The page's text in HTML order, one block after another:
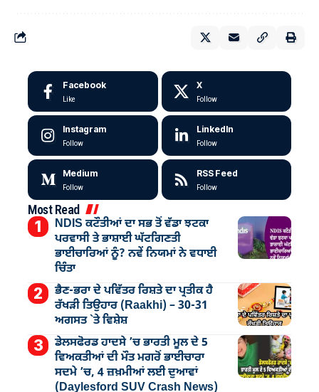
Facebook
Like
X
Follow
Instagram
Follow
LinkedIn
Follow
Medium
Follow
RSS Feed
Follow
Most Read
NDIS ਕਟੌਤੀਆਂ ਦਾ ਸਭ ਤੋਂ ਵੱਡਾ ਝਟਕਾ
ਪਰਵਾਸੀ ਤੇ ਭਾਸ਼ਾਈ ਘੱਟਗਿਣਤੀ
ਭਾਈਚਾਰਿਆਂ ਨੂੰ? ਨਵੇਂ ਨਿਯਮਾਂ ਨੇ ਵਧਾਈ
ਚਿੰਤਾ
ਭੈਣ-ਭਰਾ ਦੇ ਪਵਿੱਤਰ ਰਿਸ਼ਤੇ ਦਾ ਪ੍ਰਤੀਕ ਹੈ
ਰੱਖੜੀ ਤਿਉਹਾਰ (Raakhi) – 30-31
ਅਗਸਤ `ਤੇ ਵਿਸ਼ੇਸ਼
ਡੇਲਸਫੋਰਡ ਹਾਦਸੇ ’ਚ ਭਾਰਤੀ ਮੂਲ ਦੇ 5
ਵਿਅਕਤੀਆਂ ਦੀ ਮੌਤ ਮਗਰੋਂ ਭਾਈਚਾਰਾ
ਸਦਮੇ ’ਚ, 4 ਜ਼ਖ਼ਮੀਆਂ ਲਈ ਦੁਆਵਾਂ
(Daylesford SUV Crash News)